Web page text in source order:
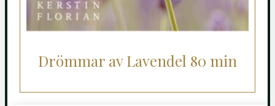
Drömmar av Lavendel 80 min